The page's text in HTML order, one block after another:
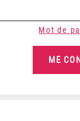
Mot de